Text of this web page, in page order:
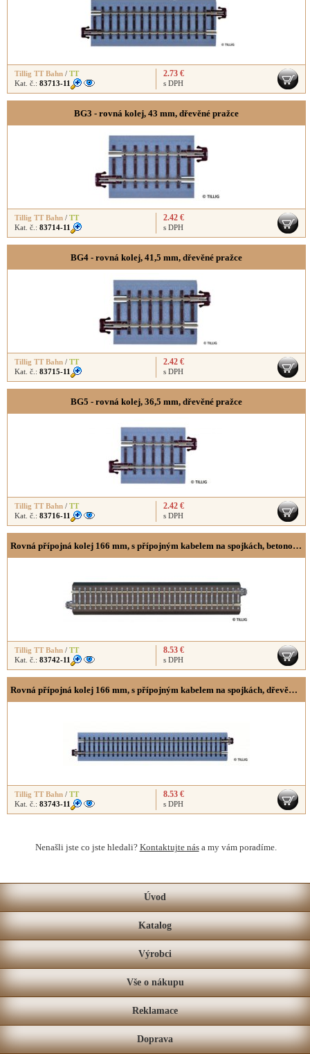
Tillig TT Bahn / TT
Kat. č.: 83713-11
2.73 €
s DPH
BG3 - rovná kolej, 43 mm, dřevěné pražce
Tillig TT Bahn / TT
Kat. č.: 83714-11
2.42 €
s DPH
BG4 - rovná kolej, 41,5 mm, dřevěné pražce
Tillig TT Bahn / TT
Kat. č.: 83715-11
2.42 €
s DPH
BG5 - rovná kolej, 36,5 mm, dřevěné pražce
Tillig TT Bahn / TT
Kat. č.: 83716-11
2.42 €
s DPH
Rovná přípojná kolej 166 mm, s přípojným kabelem na spojkách, betonové pražce
Tillig TT Bahn / TT
Kat. č.: 83742-11
8.53 €
s DPH
Rovná přípojná kolej 166 mm, s přípojným kabelem na spojkách, dřevěné pražce
Tillig TT Bahn / TT
Kat. č.: 83743-11
8.53 €
s DPH
Nenašli jste co jste hledali? Kontaktujte nása my vám poradíme.
Úvod
Katalog
Výrobci
Vše o nákupu
Reklamace
Doprava